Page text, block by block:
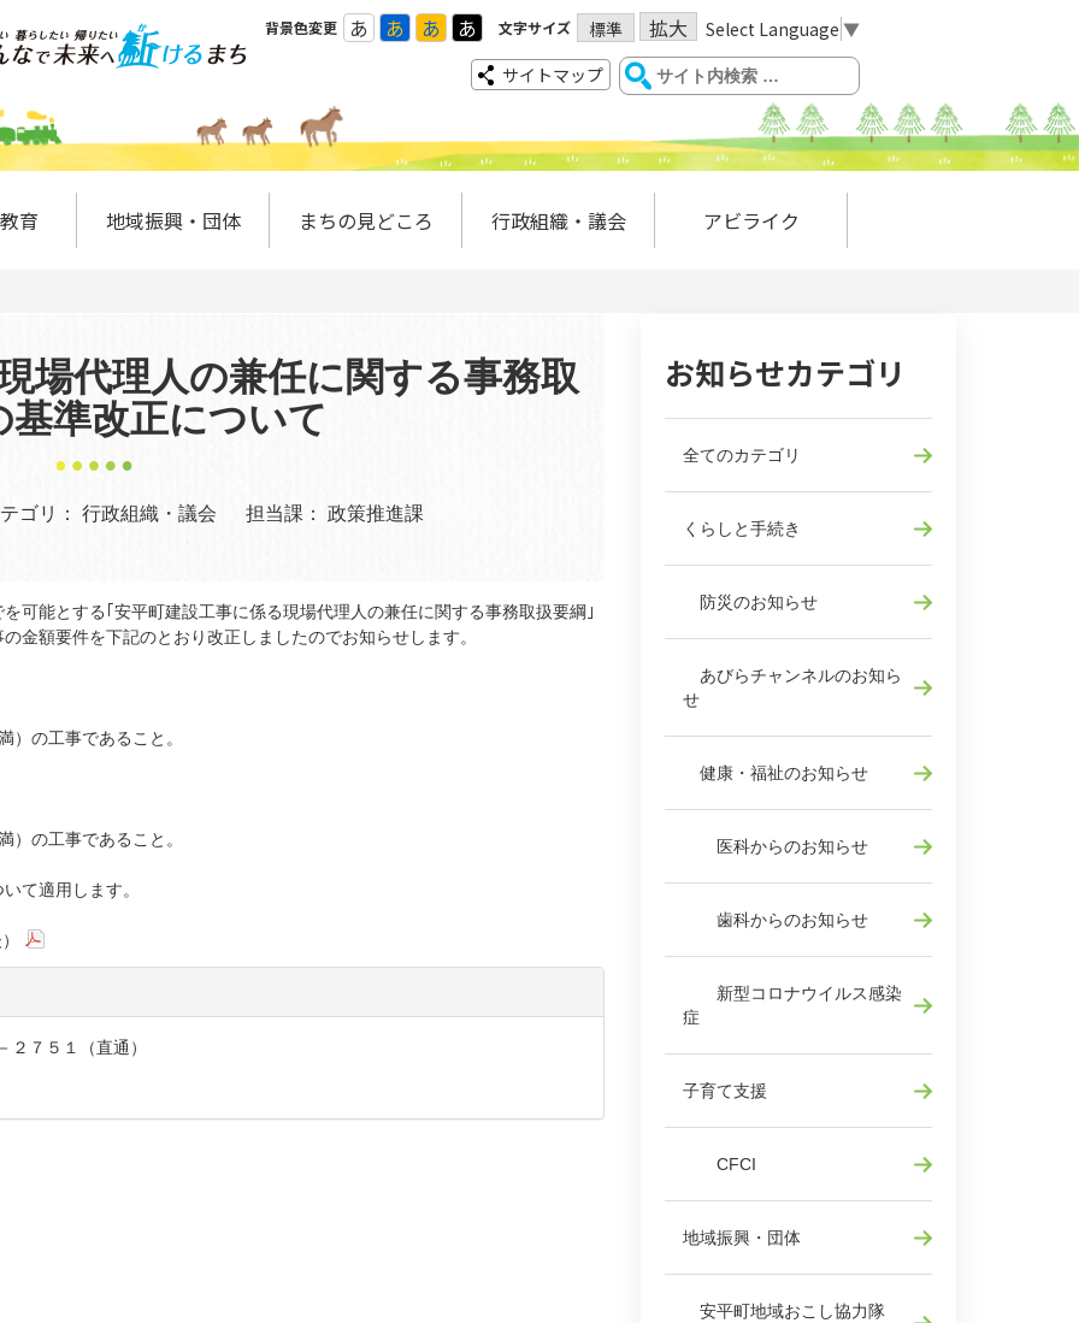
背景色変更 あ あ あ あ 文字サイズ 標準 拡大 Select Language ▼
サイトマップ
育 地域振興・団体 まちの見どころ 行政組織・議会 アビライク
場代理人の兼任に関する事務取
基準改正について
ゴリ： 行政組織・議会 担当課： 政策推進課
可能とする｢安平町建設工事に係る現場代理人の兼任に関する事務取扱要綱｣
金額要件を下記のとおり改正しましたのでお知らせします。
）の工事であること。
）の工事であること。
て適用します。
２７５１（直通）
お知らせカテゴリ
全てのカテゴリ
くらしと手続き
防災のお知らせ
あびらチャンネルのお知ら
せ
健康・福祉のお知らせ
医科からのお知らせ
歯科からのお知らせ
新型コロナウイルス感染
症
子育て支援
CFCI
地域振興・団体
安平町地域おこし協力隊